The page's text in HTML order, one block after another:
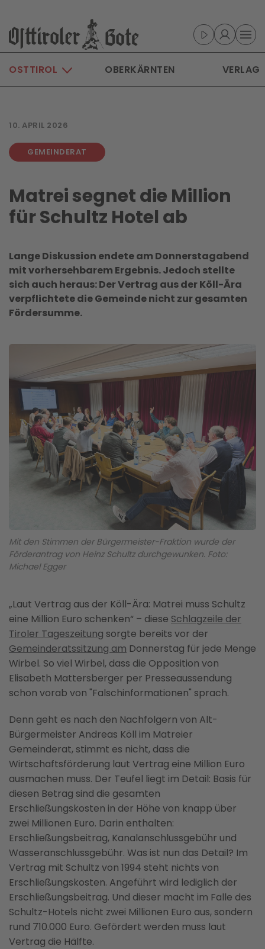
Skip to main content
OSTTIROL OBERKÄRNTEN VERLAG
10. APRIL 2026
GEMEINDERAT
Matrei segnet die Million
für Schultz Hotel ab
Lange Diskussion endete am Donnerstagabend
mit vorhersehbarem Ergebnis. Jedoch stellte
sich auch heraus: Der Vertrag aus der Köll-Ära
verpflichtete die Gemeinde nicht zur gesamten
Fördersumme.
Mit den Stimmen der Bürgermeister-Fraktion wurde der
Förderantrag von Heinz Schultz durchgewunken. Foto:
Michael Egger
„Laut Vertrag aus der Köll-Ära: Matrei muss Schultz
eine Million Euro schenken“ – diese Schlagzeile der
Tiroler Tageszeitung sorgte bereits vor der
Gemeinderatssitzung am Donnerstag für jede Menge
Wirbel. So viel Wirbel, dass die Opposition von
Elisabeth Mattersberger per Presseaussendung
schon vorab von "Falschinformationen" sprach.
Denn geht es nach den Nachfolgern von Alt-
Bürgermeister Andreas Köll im Matreier
Gemeinderat, stimmt es nicht, dass die
Wirtschaftsförderung laut Vertrag eine Million Euro
ausmachen muss. Der Teufel liegt im Detail: Basis für
diesen Betrag sind die gesamten
Erschließungskosten in der Höhe von knapp über
zwei Millionen Euro. Darin enthalten:
Erschließungsbeitrag, Kanalanschlussgebühr und
Wasseranschlussgebühr. Was ist nun das Detail? Im
Vertrag mit Schultz von 1994 steht nichts von
Erschließungskosten. Angeführt wird lediglich der
Erschließungsbeitrag. Und dieser macht im Falle des
Schultz-Hotels nicht zwei Millionen Euro aus, sondern
rund 710.000 Euro. Gefördert werden muss laut
Vertrag die Hälfte.